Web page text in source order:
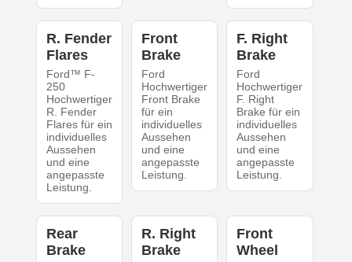
R. Fender
Flares
Ford™ F-
250
Hochwertiger
R. Fender
Flares für ein
individuelles
Aussehen
und eine
angepasste
Leistung.
Front
Brake
Ford
Hochwertiger
Front Brake
für ein
individuelles
Aussehen
und eine
angepasste
Leistung.
F. Right
Brake
Ford
Hochwertiger
F. Right
Brake für ein
individuelles
Aussehen
und eine
angepasste
Leistung.
Rear
Brake
R. Right
Brake
Front
Wheel